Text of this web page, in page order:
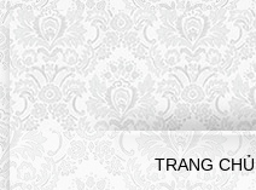
TRANG CHỦ